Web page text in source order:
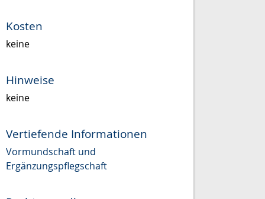
Kosten
keine
Hinweise
keine
Vertiefende Informationen
Vormundschaft und
Ergänzungspflegschaft